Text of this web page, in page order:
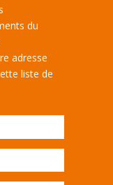
du
adresse
liste de